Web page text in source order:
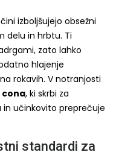
izboljšujejo obsežni
delu in hrbtu. Ti
zato lahko
hlajenje
rokavih. V notranjosti
cona, ki skrbi za
in učinkovito preprečuje
standardi za